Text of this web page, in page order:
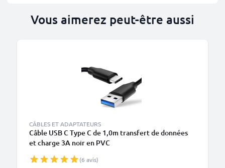
Vous aimerez peut-être aussi
CÂBLES ET ADAPTATEURS
Câble USB C Type C de 1,0m transfert de données
et charge 3A noir en PVC
(6 avis)